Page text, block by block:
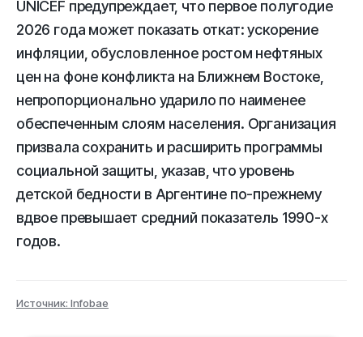
UNICEF предупреждает, что первое полугодие
2026 года может показать откат: ускорение
инфляции, обусловленное ростом нефтяных
цен на фоне конфликта на Ближнем Востоке,
непропорционально ударило по наименее
обеспеченным слоям населения. Организация
призвала сохранить и расширить программы
социальной защиты, указав, что уровень
детской бедности в Аргентине по-прежнему
вдвое превышает средний показатель 1990-х
годов.
Источник: Infobae